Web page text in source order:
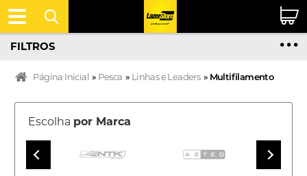
Página Inicial » Pesca » Linhas e Leaders » Multifilamento
Escolha por Marca
FILTROS